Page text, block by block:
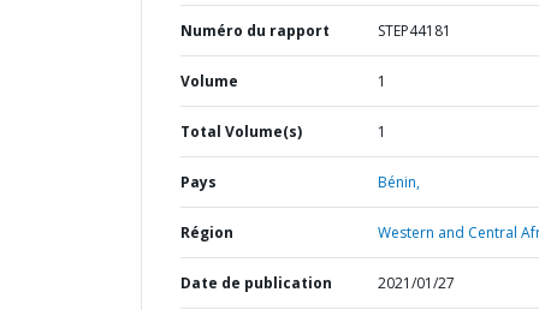
Numéro du rapport STEP44181
Volume 1
Total Volume(s) 1
Pays Bénin,
Région Western and Central
Date de publication 2021/01/27